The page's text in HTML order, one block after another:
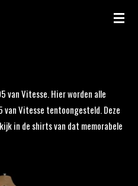
van Vitesse. Hier worden alle
Vitesse tentoongesteld. Deze
in de shirts van dat memorabele